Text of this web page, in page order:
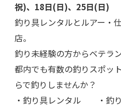
祝)、18日(日)、25日(日)
釣り具レンタルとルアー・
店。
釣り未経験の方からベテラ
都内でも有数の釣りスポッ
らで釣りしませんか？
・釣り具レンタル ・釣